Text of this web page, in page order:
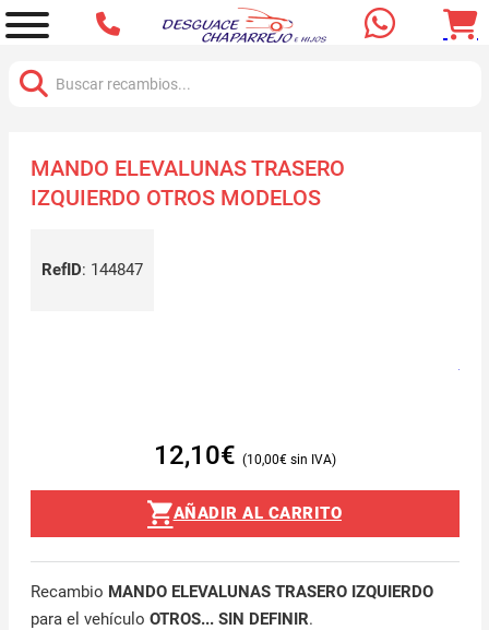
MANDO ELEVALUNAS TRASERO
IZQUIERDO OTROS MODELOS
RefID: 144847
12,10€ 10,00€
AÑADIR AL CARRITO
Recambio MANDO ELEVALUNAS TRASERO IZQUIERDO
para el vehículo OTROS... SIN DEFINIR.